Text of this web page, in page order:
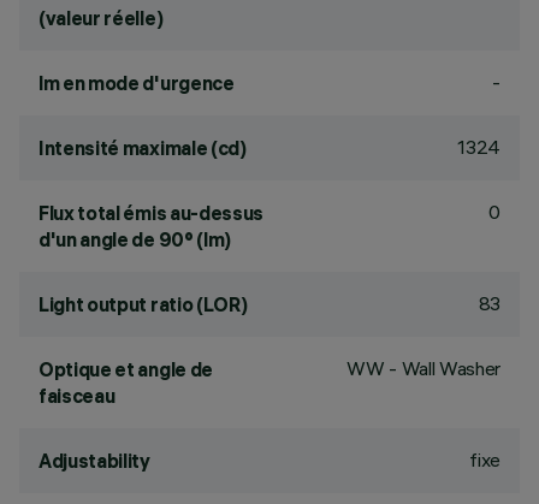
(valeur réelle)
lm en mode d'urgence -
Intensité maximale (cd) 1324
Flux total émis au-dessus
d'un angle de 90° (lm)
0
Light output ratio (LOR) 83
Optique et angle de
faisceau
WW - Wall Washer
Adjustability fixe